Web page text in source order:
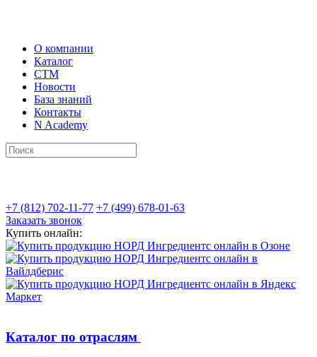
О компании
Каталог
СТМ
Новости
База знаний
Контакты
N Academy
+7 (812) 702-11-77 +7 (499) 678-01-63
Заказать звонок
Купить онлайн:
Каталог по отраслям